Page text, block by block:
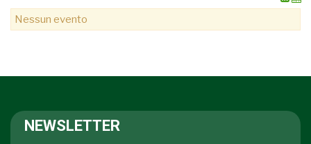
Nessun evento
NEWSLETTER